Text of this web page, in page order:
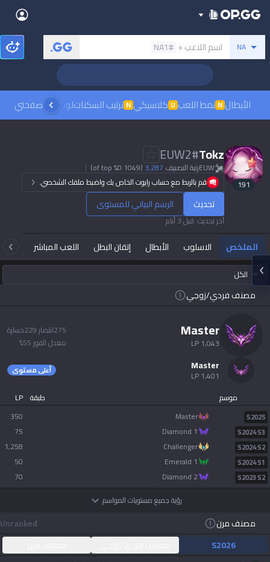
NA بحث عن المستدعي
اسم اللاعب + #NA1
الأبطال N نمط اللعب U كلاسيكي Nترتيب السكناتلوحات الصدارة
صفحتي
191
Tokz
#
EUW2
EUWرتبة التصنيف 3,287
(0.1049% of top)
قم بالربط مع حساب رايوت الخاص بك واضبط ملفك الشخصي.
تحديث الرسم البياني للمستوى
آخر تحديث:قبل 3 أيام
الملخص الاسلوب الأبطال إتقان البطل اللعب المباشر
الكل
مصنف فردي/زوجي
master
1,043
275انتصار229خسارة
معدل الفوز55
%
master
1,401 أعلى مستوى
موسم طبقة LP
S2025
master
350
S2024 S3
diamond 1
75
S2024 S2
challenger
1,258
S2024 S1
emerald 1
50
S2023 S2
diamond 2
70
رؤية جميع مستويات المواسم
مصنف مرن
Unranked
S2026
League of Legends
Teamfight Tactics
Pokémon Champions
Beta
ROBLOX
OVERWATCH2
Pokémon Pokopia
Marvel Rivals
Arc Raiders
Slay The Spire 2
Counter Strike 2
Beta
Fortnite
Beta
Soon
Desktop
New
Esports
Gigs
New
Streamer
Overlay
Apps
AllT
Sign in
Language
العربية
Dark mode
Back
العربية
English
日本語
język polski
Deutsch
español
Nederlands
dansk
Svenska
Norsk
русский язык
suomi